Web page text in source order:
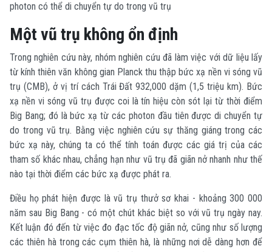
photon có thể di chuyển tự do trong vũ trụ
Một vũ trụ không ổn định
Trong nghiên cứu này, nhóm nghiên cứu đã làm việc với dữ liệu lấy
từ kính thiên văn không gian Planck thu thập bức xạ nền vi sóng vũ
trụ (CMB), ở vị trí cách Trái Đất 932,000 dặm (1,5 triệu km). Bức
xạ nền vi sóng vũ trụ được coi là tín hiệu còn sót lại từ thời điểm
Big Bang; đó là bức xạ từ các photon đầu tiên được di chuyển tự
do trong vũ trụ. Bằng việc nghiên cứu sự thăng giáng trong các
bức xạ này, chúng ta có thể tính toán được các giá trị của các
tham số khác nhau, chẳng hạn như vũ trụ đã giãn nở nhanh như thế
nào tại thời điểm các bức xạ được phát ra.
Điều họ phát hiện được là vũ trụ thưở sơ khai - khoảng 300 000
năm sau Big Bang - có một chút khác biệt so với vũ trụ ngày nay.
Kết luận đó đến từ việc đo đạc tốc độ giãn nở, cũng như số lượng
các thiên hà trong các cụm thiên hà, là những nơi dễ dàng hơn để